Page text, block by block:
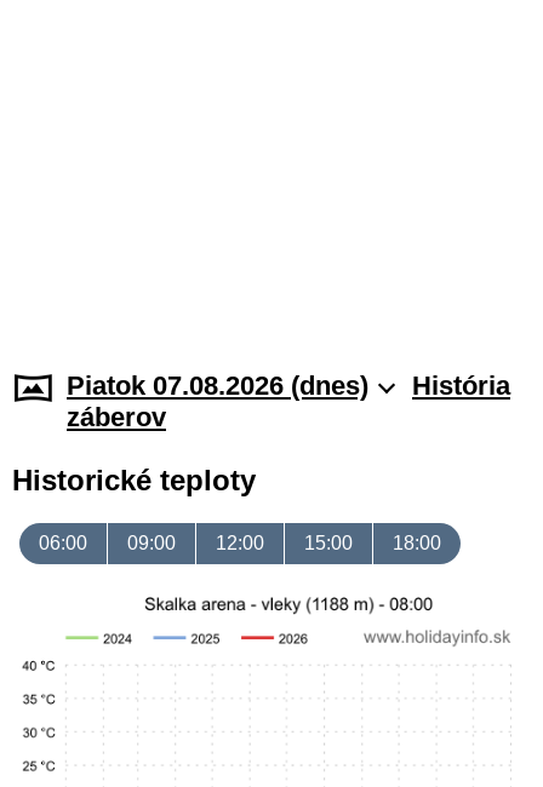
Piatok 07.08.2026 (dnes)
História
záberov
Historické teploty
06:00 09:00 12:00 15:00 18:00